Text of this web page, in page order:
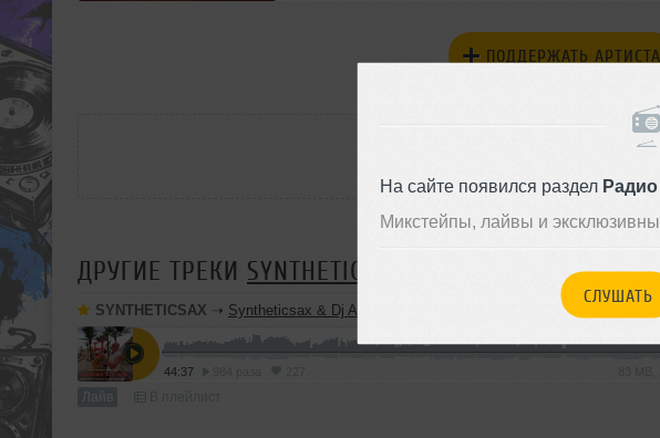
На сайте появился раздел Радио
Микстейпы, лайвы и
СЛУШАТЬ
ПОДДЕРЖАТЬ АРТИСТА
РАССКАЖИ ДРУЗЬЯМ
ДРУГИЕ ТРЕКИ SYNTHETICSAX
SYNTHETICSAX ➝ Syntheticsax & Dj Ankush - Live saxophone mix from Bastian Riviera (GOA 2026)
44:37
Лайв